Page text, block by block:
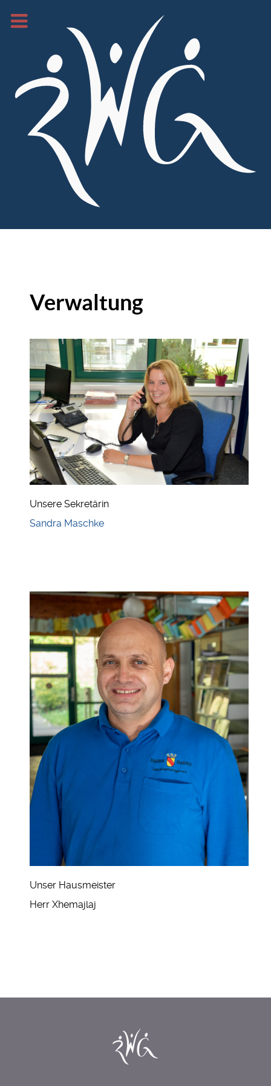
Verwaltung
Unsere Sekretärin
Sandra Maschke
Unser Hausmeister
Herr Xhemajlaj